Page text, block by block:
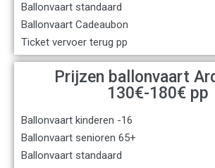
Ballonvaart standaard
Ballonvaart Cadeaubon
Ticket vervoer terug pp
Prijzen ballonvaart
130€-180€ pp
Ballonvaart kinderen -16
Ballonvaart senioren 65+
Ballonvaart standaard